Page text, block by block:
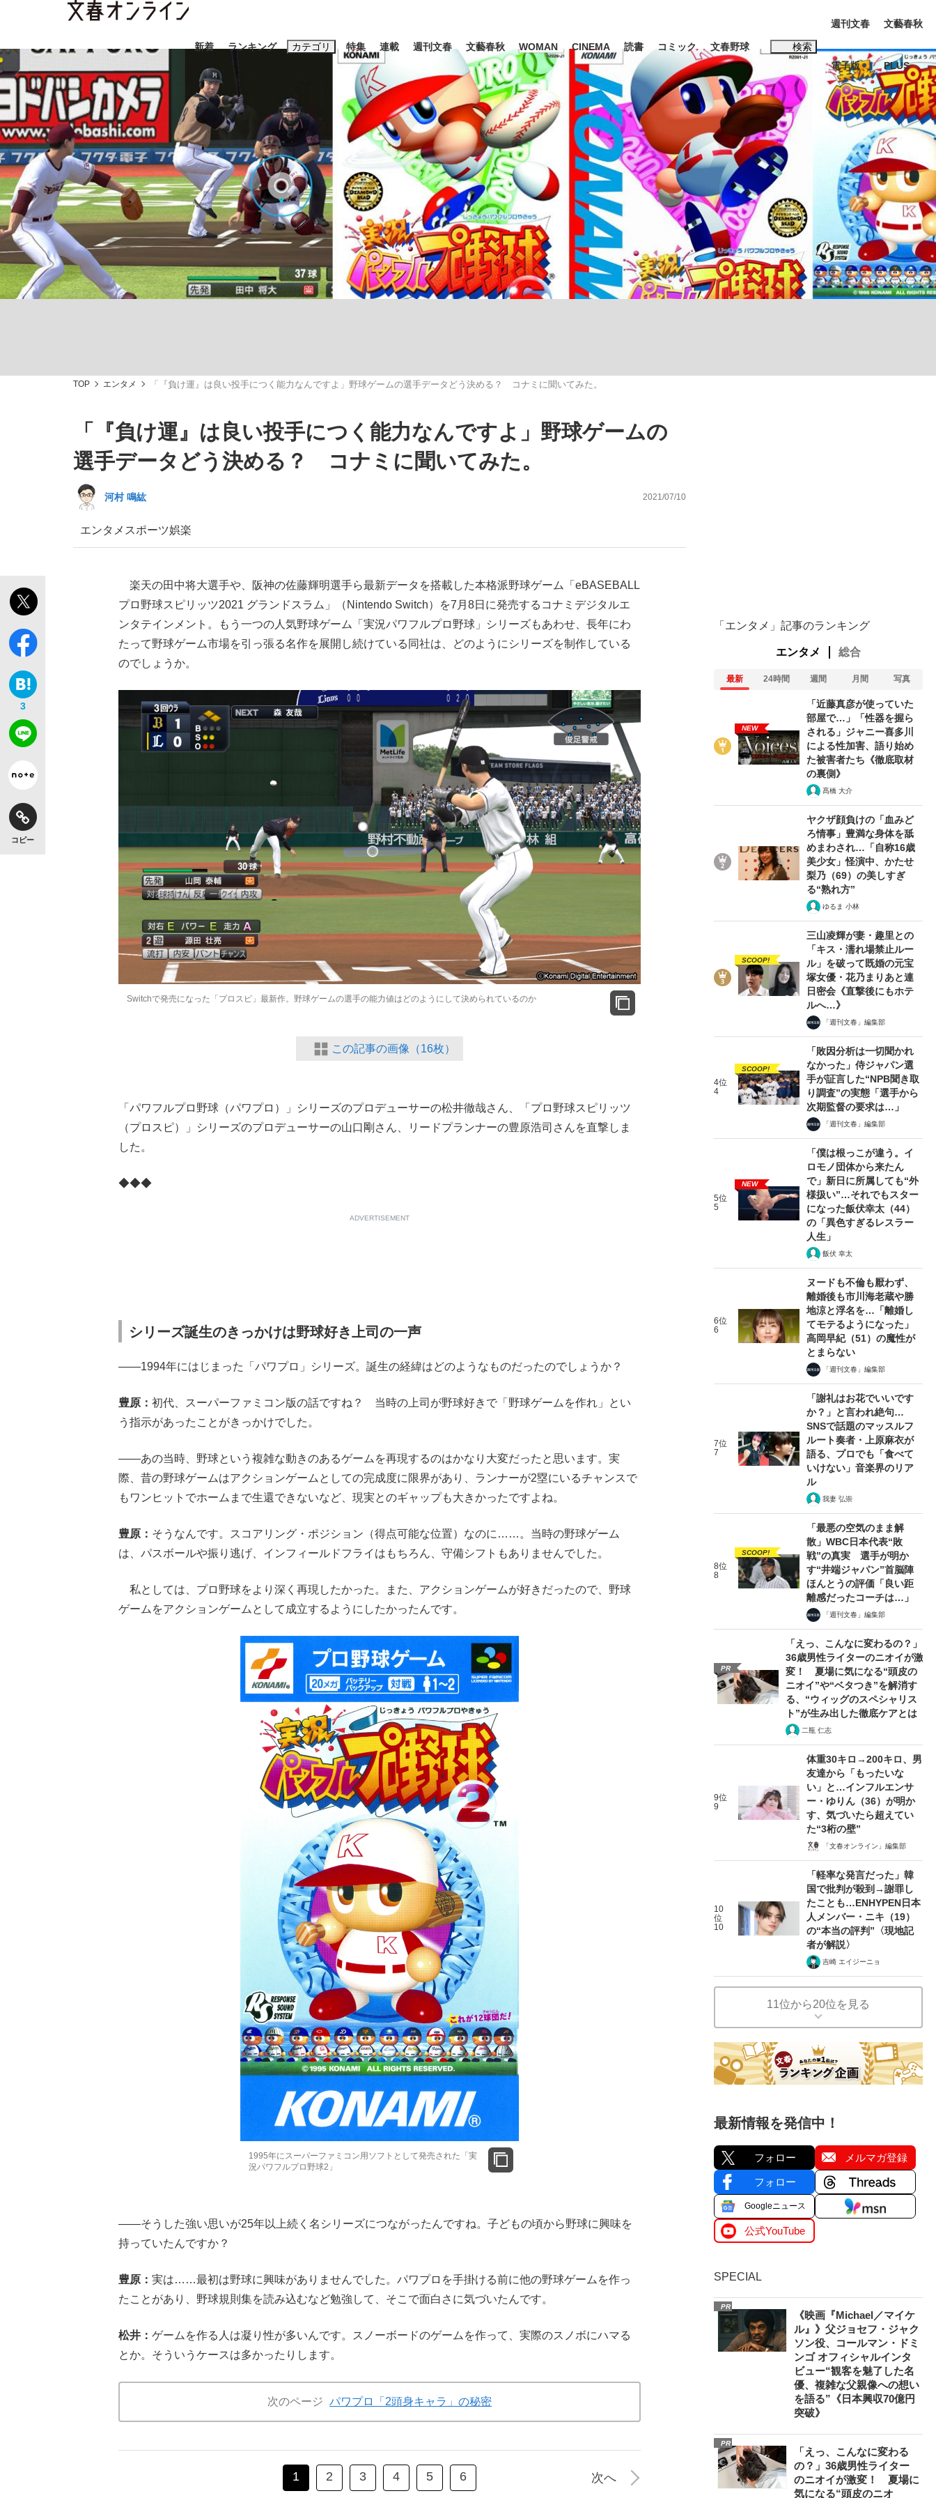
新着 ランキング カテゴリ
スクープ エンタメ ライフ ビジネス インタビュー 読書
「90%は失敗する。でも…」本田圭佑が初めて明かした日本代表監督に... 「最悪の空気のまま解散」WBC日本代表“敗戦”の真実 選手が明かす...
「敗因分析は一切聞かれなかった」侍ジャパン選手が証言した“NPB聞... 「クマが悪者扱いされているのが悲しい」『北の国から』倉本聰氏（91...
「目標達成できなかったからと言って…」サッカー日本代表・森保一監督...
もっと見る
特集
終戦から81年
観る将棋、読む将棋
キングの誕生を、目撃せよ。
the Style
もっと見る
連載 週刊文春 文藝春秋 WOMAN CINEMA 読書 コミック 文春野球 検索
キーワード入力
おすすめのキーワードタグ一覧
#藤田晋 #三山凌輝 #高市早苗 #後藤真希 #森岡毅 #城彰二 #内田有紀
#松田聖子
#玉木雄一郎
#亀和田武
週刊文春
電子版
文藝春秋
PLUS
TOP エンタメ 「『負け運』は良い投手につく能力なんですよ」野球ゲームの選手データどう決める？ コナミに聞いてみた。
「『負け運』は良い投手につく能力なんですよ」野球ゲームの
選手データどう決める？ コナミに聞いてみた。
河村 鳴紘 2021/07/10
エンタメ スポーツ娯楽
3
コピー
楽天の田中将大選手や、阪神の佐藤輝明選手ら最新データを搭載した本格派野球ゲーム「eBASEBALL
プロ野球スピリッツ2021 グランドスラム」（Nintendo Switch）を7月8日に発売するコナミデジタルエ
ンタテインメント。もう一つの人気野球ゲーム「実況パワフルプロ野球」シリーズもあわせ、長年にわ
たって野球ゲーム市場を引っ張る名作を展開し続けている同社は、どのようにシリーズを制作している
のでしょうか。
Switchで発売になった「プロスピ」最新作。野球ゲームの選手の能力値はどのようにして決められているのか
この記事の画像（16枚）
「パワフルプロ野球（パワプロ）」シリーズのプロデューサーの松井徹哉さん、「プロ野球スピリッツ
（プロスピ）」シリーズのプロデューサーの山口剛さん、リードプランナーの豊原浩司さんを直撃しま
した。
◆◆◆
ADVERTISEMENT
シリーズ誕生のきっかけは野球好き上司の一声
――1994年にはじまった「パワプロ」シリーズ。誕生の経緯はどのようなものだったのでしょうか？
豊原： 初代、スーパーファミコン版の話ですね？ 当時の上司が野球好きで「野球ゲームを作れ」とい
う指示があったことがきっかけでした。
――あの当時、野球という複雑な動きのあるゲームを再現するのはかなり大変だったと思います。実
際、昔の野球ゲームはアクションゲームとしての完成度に限界があり、ランナーが2塁にいるチャンスで
もワンヒットでホームまで生還できないなど、現実とのギャップも大きかったですよね。
豊原： そうなんです。スコアリング・ポジション（得点可能な位置）なのに……。当時の野球ゲーム
は、パスボールや振り逃げ、インフィールドフライはもちろん、守備シフトもありませんでした。
私としては、プロ野球をより深く再現したかった。また、アクションゲームが好きだったので、野球
ゲームをアクションゲームとして成立するようにしたかったんです。
1995年にスーパーファミコン用ソフトとして発売された「実
況パワフルプロ野球2」
――そうした強い思いが25年以上続く名シリーズにつながったんですね。子どもの頃から野球に興味を
持っていたんですか？
豊原： 実は……最初は野球に興味がありませんでした。パワプロを手掛ける前に他の野球ゲームを作っ
たことがあり、野球規則集を読み込むなど勉強して、そこで面白さに気づいたんです。
松井： ゲームを作る人は凝り性が多いんです。スノーボードのゲームを作って、実際のスノボにハマる
とか。そういうケースは多かったりします。
次のページ パワプロ「2頭身キャラ」の秘密
1 2 3 4 5 6 次へ
「エンタメ」記事のランキング
エンタメ 総合
最新 24時間 週間 月間 写真
NEW
「近藤真彦が使っていた
部屋で…」「性器を握ら
される」ジャニー喜多川
による性加害、語り始め
た被害者たち《徹底取材
の裏側》
髙橋 大介
ヤクザ顔負けの「血みど
ろ情事」豊満な身体を舐
めまわされ…「自称16歳
美少女」怪演中、かたせ
梨乃（69）の美しすぎ
る“熟れ方”
ゆるま 小林
SCOOP!
三山凌輝が妻・趣里との
「キス・濡れ場禁止ルー
ル」を破って既婚の元宝
塚女優・花乃まりあと連
日密会《直撃後にもホテ
ルへ…》
「週刊文春」編集部
4位
4
SCOOP!
「敗因分析は一切聞かれ
なかった」侍ジャパン選
手が証言した“NPB聞き取
り調査”の実態「選手から
次期監督の要求は…」
「週刊文春」編集部
5位
5
NEW
「僕は根っこが違う。イ
ロモノ団体から来たん
で」新日に所属しても“外
様扱い”…それでもスター
になった飯伏幸太（44）
の「異色すぎるレスラー
人生」
飯伏 幸太
6位
6
ヌードも不倫も厭わず、
離婚後も市川海老蔵や勝
地涼と浮名を…「離婚し
てモテるようになった」
高岡早紀（51）の魔性が
とまらない
「週刊文春」編集部
7位
7
「謝礼はお花でいいです
か？」と言われ絶句…
SNSで話題のマッスルフ
ルート奏者・上原麻衣が
語る、プロでも「食べて
いけない」音楽界のリア
ル
我妻 弘崇
8位
8
SCOOP!
「最悪の空気のまま解
散」WBC日本代表“敗
戦”の真実 選手が明か
す“井端ジャパン”首脳陣
ほんとうの評価「良い距
離感だったコーチは…」
「週刊文春」編集部
PR
「えっ、こんなに変わるの？」
36歳男性ライターのニオイが激
変！ 夏場に気になる“頭皮の
ニオイ”や“ベタつき”を解消す
る、“ウィッグのスペシャリス
ト”が生み出した徹底ケアとは
二瓶 仁志
9位
9
体重30キロ→200キロ、男
友達から「もったいな
い」と…インフルエンサ
ー・ゆりん（36）が明か
す、気づいたら超えてい
た“3桁の壁”
「文春オンライン」編集部
10
位
10
「軽率な発言だった」韓
国で批判が殺到→謝罪し
たことも…ENHYPEN日本
人メンバー・ニキ（19）
の“本当の評判”〈現地記
者が解説〉
吉崎 エイジーニョ
11位から20位を見る
最新情報を発信中！
フォロー メルマガ登録
フォロー
Googleニュース
公式YouTube
SPECIAL
PR
《映画『Michael／マイケ
ル』》父ジョセフ・ジャク
ソン役、コールマン・ドミ
ンゴ オフィシャルインタ
ビュー“観客を魅了した名
優、複雑な父親像への想い
を語る”《日本興収70億円
突破》
PR
「えっ、こんなに変わる
の？」36歳男性ライター
のニオイが激変！ 夏場に
気になる“頭皮のニオ